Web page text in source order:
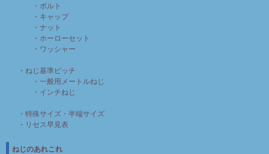
・ボルト
・キャップ
・ナット
・ホーローセット
・ワッシャー
・ねじ基準ピッチ
・一般用メートルねじ
・インチねじ
・特殊サイズ・半端サイズ
・リセス早見表
ねじのあれこれ